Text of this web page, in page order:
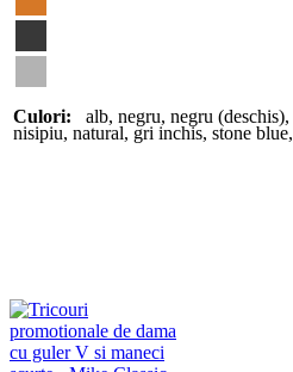
Culori: alb, negru, negru (deschis),
nisipiu, natural, gri inchis, stone blue,